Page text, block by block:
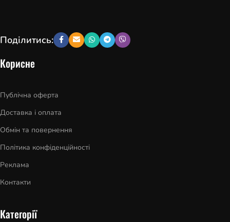
Поділитись:
Корисне
Публічна оферта
Доставка і оплата
Обмін та повернення
Політика конфіденційності
Реклама
Контакти
Категорії